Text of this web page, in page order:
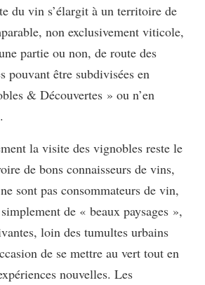
du vin s’élargit à un territoire de
non exclusivement viticole,
partie ou non, de route des
pouvant être subdivisées en
& Découvertes » ou n’en
la visite des vignobles reste le
de bons connaisseurs de vins,
sont pas consommateurs de vin,
de « beaux paysages »,
loin des tumultes urbains
de se mettre au vert tout en
nouvelles. Les